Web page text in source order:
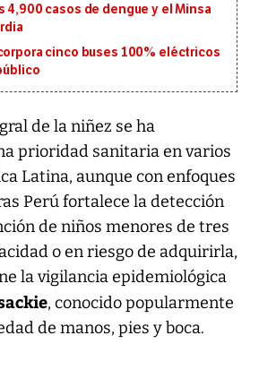
4,900 casos de dengue y el Minsa
cinco buses 100% eléctricos
de la niñez se ha
prioridad sanitaria en varios
Latina, aunque con enfoques
Perú fortalece la detección
de niños menores de tres
o en riesgo de adquirirla,
la vigilancia epidemiológica
, conocido popularmente
de manos, pies y boca.